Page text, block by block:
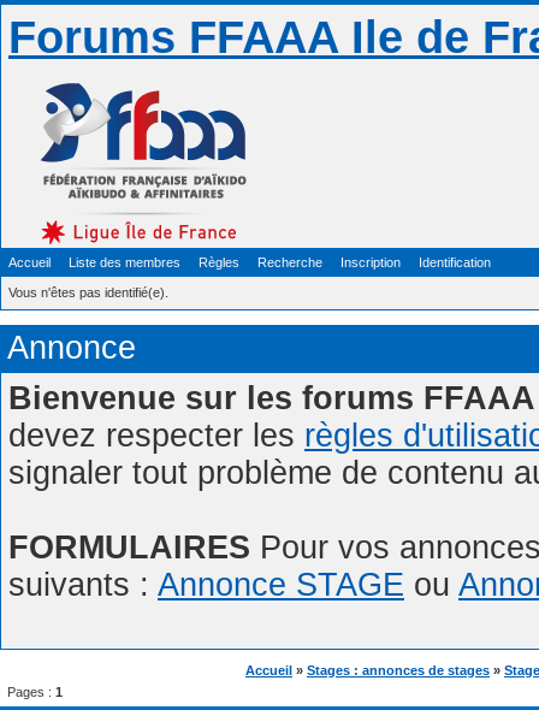
Forums FFAAA Ile de
Accueil Liste des membres Règles Recherche Inscription Identification
Vous n'êtes pas identifié(e).
Annonce
Bienvenue sur les forums FFAAA
devez respecter les règles
signaler tout problème de contenu
FORMULAIRES Pour vos
suivants : Annonce STAGE ou
Accueil » Stages : annonces de stages »
Pages : 1